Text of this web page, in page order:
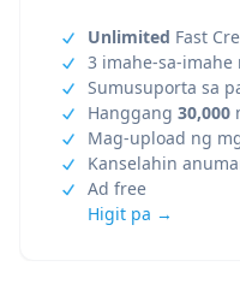
Unlimited Fast
3 imahe-sa-
Sumusuporta sa
Hanggang 30,000
Mag-upload ng
Kanselahin
Ad free
Higit pa →